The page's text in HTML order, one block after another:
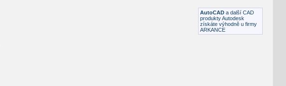
AutoCAD a další CAD
produkty Autodesk
získáte výhodně u firmy
ARKANCE